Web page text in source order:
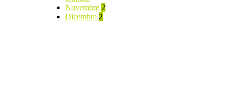
Novembre 2
Dicembre 2